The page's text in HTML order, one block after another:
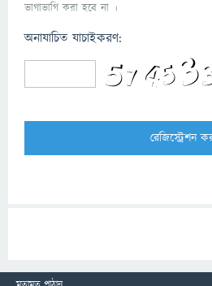
ভাগাভাগি করা হবে না ।
অনাযাচিত যাচাইকরণ: